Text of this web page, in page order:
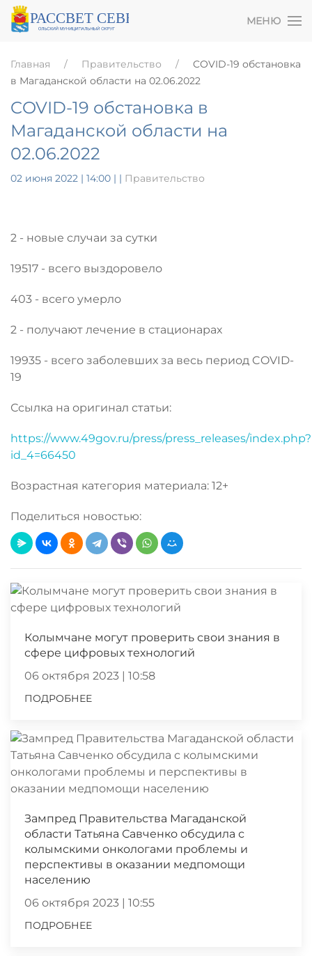
МЕНЮ
Главная Правительство
COVID-19 обстановка
в Магаданской области на 02.06.2022
COVID-19 обстановка в
Магаданской области на
02.06.2022
02 июня 2022 | 14:00 | | Правительство
2 - новые случаи за сутки
19517 - всего выздоровело
403 - всего умерло
2 - получают лечение в стационарах
19935 - всего заболевших за весь период COVID-
19
Ссылка на оригинал статьи:
https://www.49gov.ru/press/press_releases/index.php?
id_4=66450
Возрастная категория материала: 12+
Поделиться новостью:
Колымчане могут проверить свои знания в
сфере цифровых технологий
06 октября 2023 | 10:58
ПОДРОБНЕЕ
Зампред Правительства Магаданской
области Татьяна Савченко обсудила с
колымскими онкологами проблемы и
перспективы в оказании медпомощи
населению
06 октября 2023 | 10:55
ПОДРОБНЕЕ